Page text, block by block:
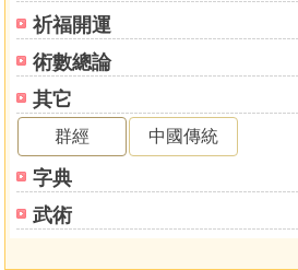
祈福開運
術數總論
其它
群經 中國傳統
字典
武術